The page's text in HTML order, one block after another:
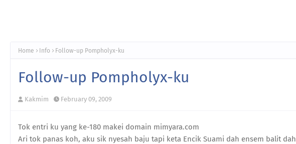
Home Info Follow-up Pompholyx-ku
Follow-up Pompholyx-ku
Kakmim February 09, 2009
Tok entri ku yang ke-180 makei domain mimyara.com
Ari tok panas koh, aku sik nyesah baju tapi keta Encik Suami dah ensem balit dah